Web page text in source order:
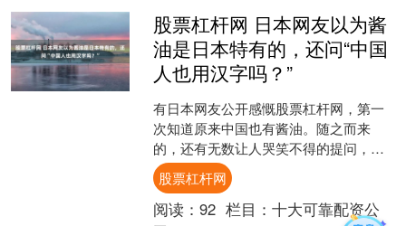
股票杠杆网 日本网友以为酱
油是日本特有的，还问“中国
人也用汉字吗？”
有日本网友公开感慨股票杠杆网，第一
次知道原来中国也有酱油。随之而来
的，还有无数让人哭笑不得的提问，中
国人平时也用汉字吗？ 中华料理里的酱
油，是不是为了适配日本人....
股票杠杆网
阅读： 92 栏目： 十大可靠配资公